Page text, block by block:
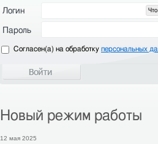
Логин
Пароль
Cогласен(а) на обработку персональных
Новый режим работы
12 мая 2025